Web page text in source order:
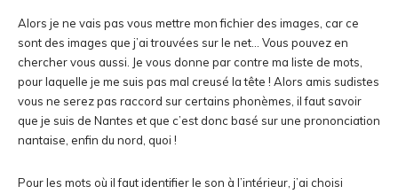
Alors je ne vais pas vous mettre mon fichier des images, car ce
sont des images que j’ai trouvées sur le net… Vous pouvez en
chercher vous aussi. Je vous donne par contre ma liste de mots,
pour laquelle je me suis pas mal creusé la tête ! Alors amis sudistes
vous ne serez pas raccord sur certains phonèmes, il faut savoir
que je suis de Nantes et que c’est donc basé sur une prononciation
nantaise, enfin du nord, quoi !
Pour les mots où il faut identifier le son à l’intérieur, j’ai choisi